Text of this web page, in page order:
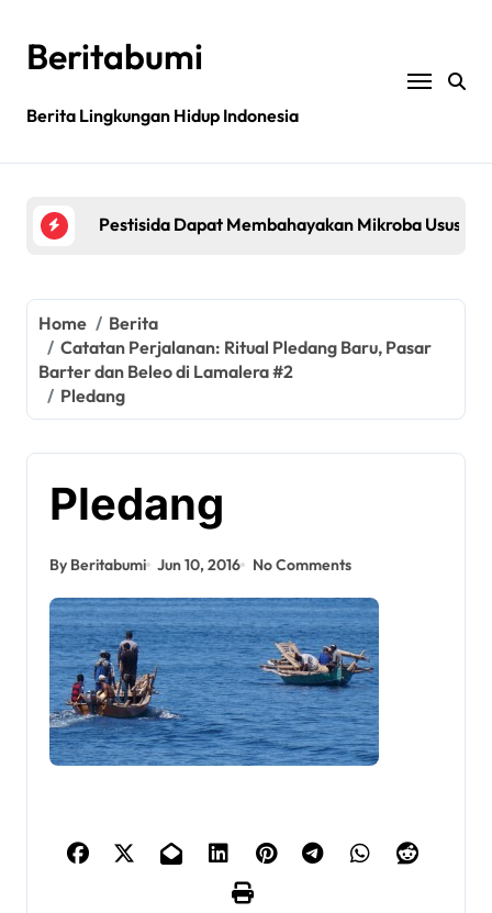
contentBeritabumi
Berita Lingkungan Hidup Indonesia
Pestisida Dapat Membahayakan Mikroba Usus
Jurnal sains menarik kembali studi tentang
Bagaimana rantai pasokan global yang tidak
Filipina: MASIPAG Menentang Persetujuan Beras
Home
Berita
Catatan Perjalanan: Ritual Pledang Baru, Pasar
Barter dan Beleo di Lamalera #2
Pledang
Pledang
By Beritabumi Jun 10, 2016 No Comments